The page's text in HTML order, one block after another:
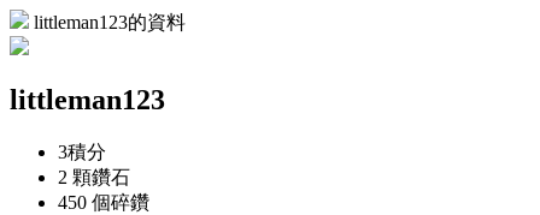
littleman123的資料
littleman123
3積分
2 顆鑽石
450 個碎鑽